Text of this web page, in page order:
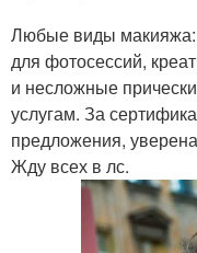
Любые виды макияжа:
для фотосессий,
и несложные
услугам. За
предложения,
Жду всех в лс.